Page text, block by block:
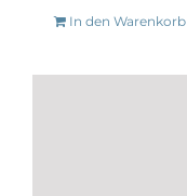
In den Warenkorb